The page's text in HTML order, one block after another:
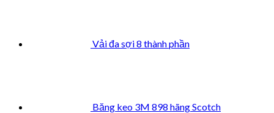
Vải đa sợi 8 thành phần
Băng keo 3M 898 hãng Scotch